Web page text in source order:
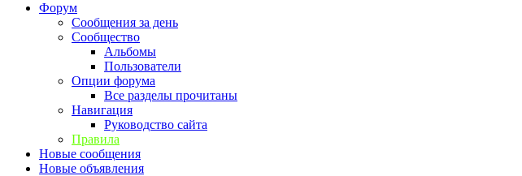
Форум
Сообщения за день
Сообщество
Альбомы
Пользователи
Опции форума
Все разделы прочитаны
Навигация
Руководство сайта
Правила
Новые сообщения
Новые объявления